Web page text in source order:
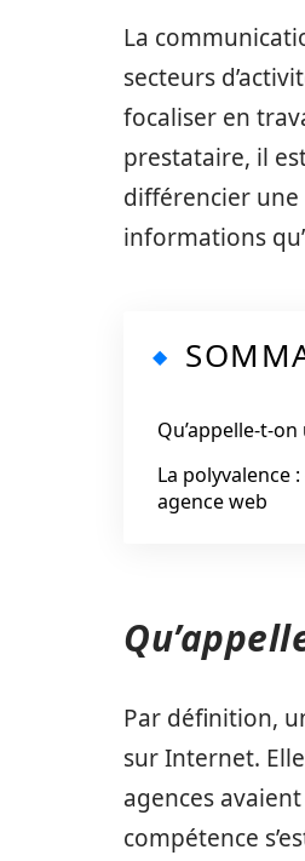
La
secteurs
focaliser en
prestataire, il
différencier une
informations
Qu’appelle-t-
La polyvalence
agence web
Par définition,
sur Internet.
agences
compétence